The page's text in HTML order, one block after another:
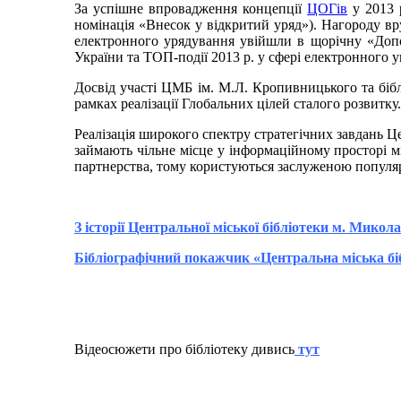
За успішне впровадження концепціїЦОГів у 2013
номінація «Внесок у відкритий уряд»). Нагороду
електронного урядування увійшли в щорічну
України та ТОП-події 2013 р. у сфері електронного
Досвід участі ЦМБ ім. М.Л. Кропивницького та
рамках реалізації Глобальних цілей сталого розвитку.
Реалізація широкого спектру стратегічних
займають чільне місце у інформаційному просторі
партнерства, тому користуються заслуженою
З історії Центральної міської бібліотеки м.
Бібліографічний покажчик «Центральна
Відеосюжети про бібліотеку дивись тут